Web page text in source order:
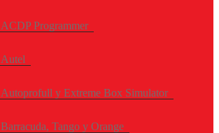
ACDP Programmer
Autel
Autoprofull y Extreme Box Simulator
Barracuda, Tango y Orange